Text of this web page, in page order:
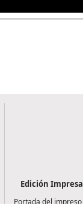
Edición Impresa
Portada del impreso